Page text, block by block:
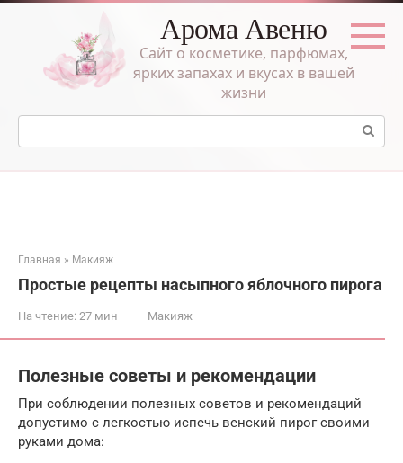
Перейти
Арома Авеню
Сайт о косметике, парфюмах,
ярких запахах и вкусах в вашей
жизни
Поиск:
Главная » Макияж
Простые рецепты насыпного яблочного пирога
На чтение: 27 мин Макияж
Полезные советы и рекомендации
При соблюдении полезных советов и рекомендаций
допустимо с легкостью испечь венский пирог своими
руками дома: